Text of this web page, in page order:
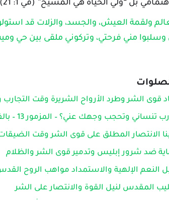
بل “ولي الحياة هي المسيح” (في 1: 21)
ولقمة العيش، والجسد، والزلات قد
مني فرحتي، وتركوني ملقى بين حي
قوى الشر وطرد الأرواح الشريرة وقت التجارب
تنساني وتحجب وجهك عني؟ – المزمور 13 – بالفيديو
الانتصار المطلق على قوى الشر وقت
ضد شرور إبليس وتدمير قوى الشر والظلام
النعم الإلهية والاستمداد مواهب الروح
المقدس لنيل القوة والانتصار على الشر